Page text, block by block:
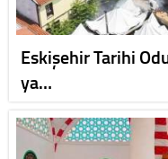
Eskişehir Tarihi
ya…